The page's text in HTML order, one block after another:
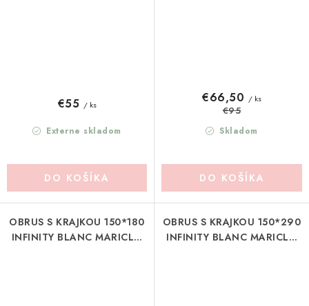
Externe skladom
€55 / ks
DO KOŠÍKA
Skladom
€66,50 / ks
€95
DO KOŠÍKA
OBRUS S KRAJKOU 150*180
INFINITY BLANC MARICLO
OBRUS S KRAJKOU 150*290
INFINITY BLANC MARICLO